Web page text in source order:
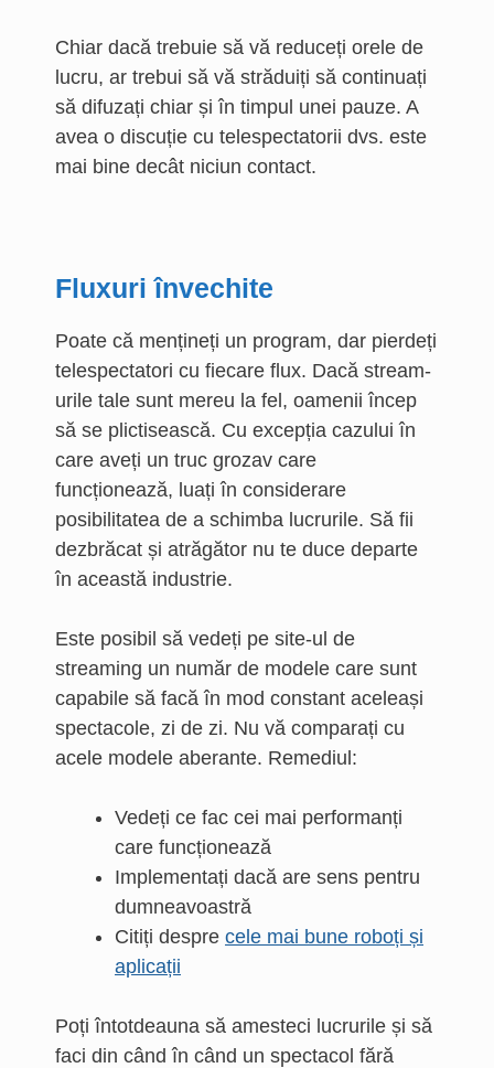
Chiar dacă trebuie să vă reduceți orele de
lucru, ar trebui să vă străduiți să continuați
să difuzați chiar și în timpul unei pauze. A
avea o discuție cu telespectatorii dvs. este
mai bine decât niciun contact.
Fluxuri învechite
Poate că mențineți un program, dar pierdeți
telespectatori cu fiecare flux. Dacă stream-
urile tale sunt mereu la fel, oamenii încep
să se plictisească. Cu excepția cazului în
care aveți un truc grozav care
funcționează, luați în considerare
posibilitatea de a schimba lucrurile. Să fii
dezbrăcat și atrăgător nu te duce departe
în această industrie.
Este posibil să vedeți pe site-ul de
streaming un număr de modele care sunt
capabile să facă în mod constant aceleași
spectacole, zi de zi. Nu vă comparați cu
acele modele aberante. Remediul:
Vedeți ce fac cei mai performanți
care funcționează
Implementați dacă are sens pentru
dumneavoastră
Citiți despre cele mai bune roboți și
aplicații
Poți întotdeauna să amesteci lucrurile și să
faci din când în când un spectacol fără